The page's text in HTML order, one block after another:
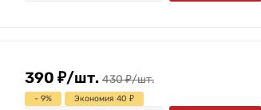
390 ₽/шт. 430₽/шт.
- 9% Экономия 40 ₽